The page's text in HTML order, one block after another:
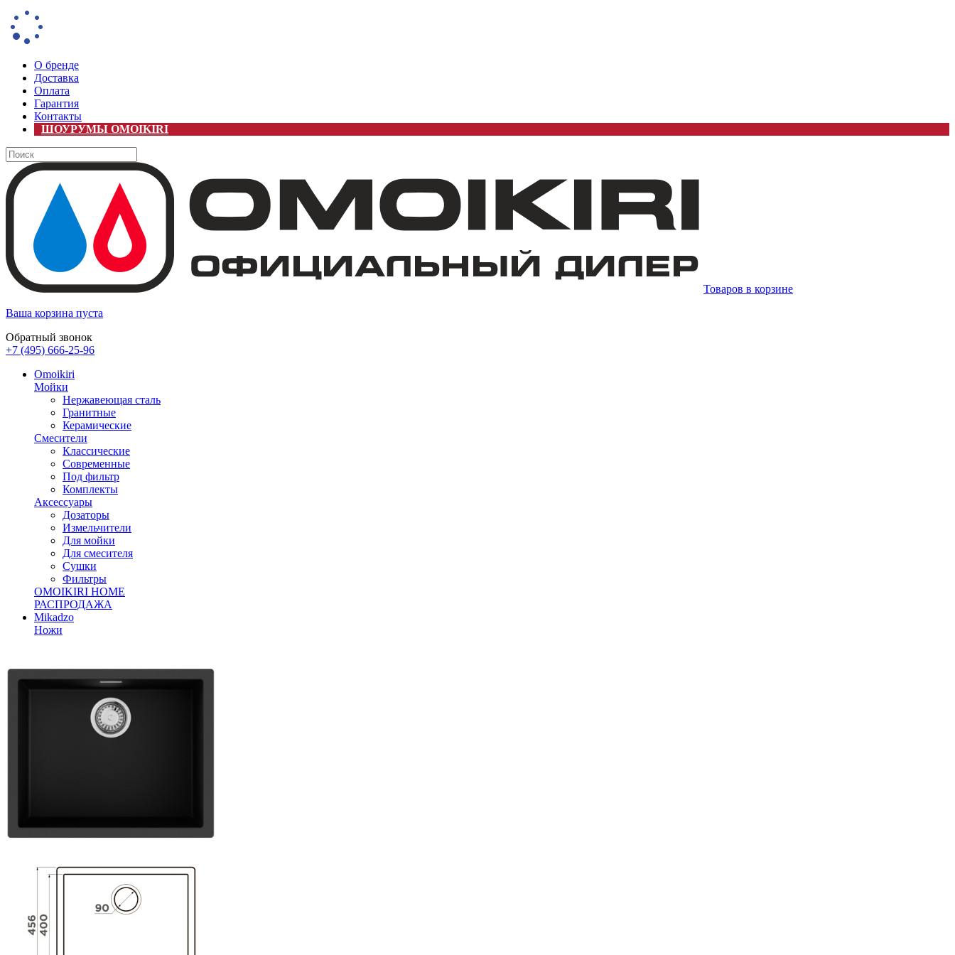
О бренде
Доставка
Оплата
Гарантия
Контакты
ШОУРУМЫ OMOIKIRI
Товаров в корзине
Ваша корзина пуста
Обратный звонок
+7 (495) 666-25-96
Omoikiri
Мойки
Нержавеющая сталь
Гранитные
Керамические
Смесители
Классические
Современные
Под фильтр
Комплекты
Аксессуары
Дозаторы
Измельчители
Для мойки
Для смесителя
Сушки
Фильтры
OMOIKIRI HOME
РАСПРОДАЖА
Mikadzo
Ножи